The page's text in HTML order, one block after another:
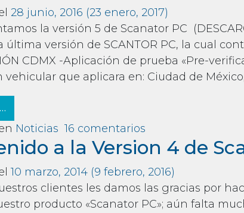
28 junio, 2016 (23 enero, 2017)
la versión 5 de Scanator PC
última versión de SCANTOR PC, la cual
CDMX -Aplicación de prueba «Pre-
vehicular que aplicara en: Ciudad de
from SCANATOR PC V5
Noticias 16 comentarios
a la Version 4 de
10 marzo, 2014 (9 febrero, 2016)
clientes les damos las gracias por
producto «Scanator PC»; aún falta